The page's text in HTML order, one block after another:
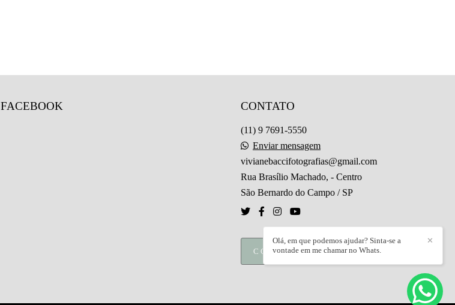
FACEBOOK CONTATO
(11) 9 7691-5550
Enviar mensagem
vivianebaccifotografias@gmail.com
Rua Brasílio Machado, - Centro
São Bernardo do Campo / SP
CONTATO
✕
Olá, em que podemos ajudar? Sinta-se a
vontade em me chamar no Whats.